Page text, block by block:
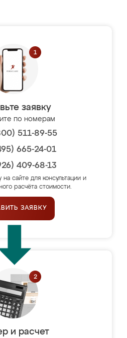
заявку
по номерам
511-89-55
665-24-01
409-68-13
на сайте для консультации и
расчёта стоимости.
ЗАЯВКУ
и расчет